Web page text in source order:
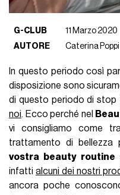
G-CLUB
11 Marzo 2020
AUTORE
Caterina Poppi
In questo periodo così
disposizione sono
di questo periodo di
noi. Ecco perché nel
vi consigliamo come
trattamento di bellezza
vostra beauty routine
infattialcuni dei nostri
ancora poche